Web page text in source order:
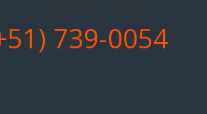
739-0054